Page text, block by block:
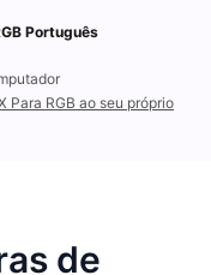
Português
Para RGB ao seu próprio
de